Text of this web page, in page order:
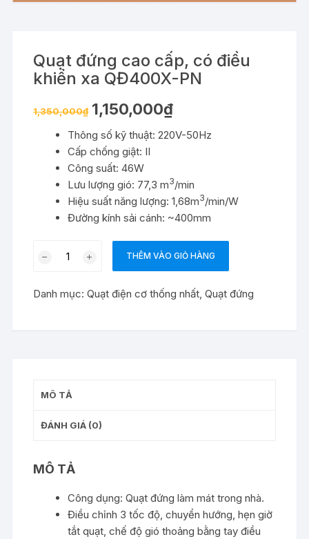
Quạt đứng cao cấp, có điều
khiển xa QĐ400X-PN
1,350,000₫ Giá
gốc
1,350,000₫.
1,150,000₫Giá
là:
Thông số kỹ thuật: 220V-50Hz
Cấp chống giật: II
Công suất: 46W
Lưu lượng gió: 77,3 m3/min
Hiệu suất năng lượng: 1,68m3/min/W
Đường kính sải cánh: ~400mm
cấp,
PN
lượng
THÊM VÀO GIỎ HÀNG
Danh mục:Quạt điện cơ thống nhất,Quạt đứng
MÔ TẢ
ĐÁNH GIÁ (0)
MÔ TẢ
Công dụng: Quạt đứng làm mát trong nhà.
Điều chỉnh 3 tốc độ, chuyển hướng, hẹn giờ
tắt quạt, chế độ gió thoảng bằng tay điều